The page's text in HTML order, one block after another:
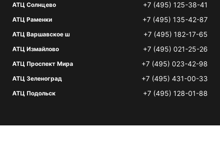
АТЦ Солнцево +7 (495) 125-38-41
АТЦ Раменки +7 (495) 135-42-87
АТЦ Варшавское ш +7 (495) 182-17-65
АТЦ Измайлово +7 (495) 021-25-26
АТЦ Проспект Мира +7 (495) 023-42-98
АТЦ Зеленоград +7 (495) 431-00-33
АТЦ Подольск +7 (495) 128-01-88